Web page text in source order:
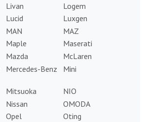
Livan
Logem
Lucid
Luxgen
MAN
MAZ
Maple
Maserati
Mazda
McLaren
Mercedes-Benz Mini
Mitsuoka
NIO
Nissan
OMODA
Opel
Oting